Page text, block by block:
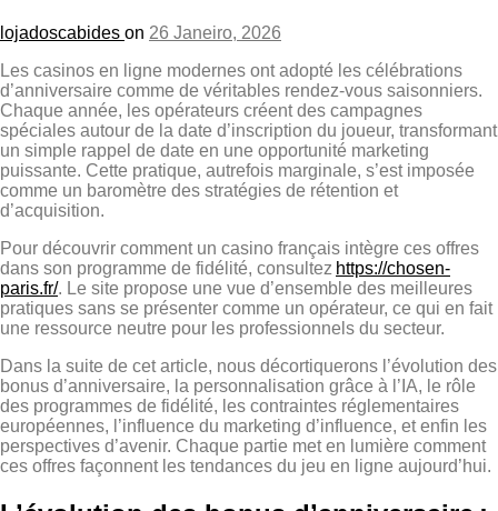
lojadoscabides on 26 Janeiro, 2026
Les casinos en ligne modernes ont adopté les célébrations
d’anniversaire comme de véritables rendez‑vous saisonniers.
Chaque année, les opérateurs créent des campagnes
spéciales autour de la date d’inscription du joueur, transformant
un simple rappel de date en une opportunité marketing
puissante. Cette pratique, autrefois marginale, s’est imposée
comme un baromètre des stratégies de rétention et
d’acquisition.
Pour découvrir comment un casino français intègre ces offres
dans son programme de fidélité, consultez https://chosen-
paris.fr/. Le site propose une vue d’ensemble des meilleures
pratiques sans se présenter comme un opérateur, ce qui en fait
une ressource neutre pour les professionnels du secteur.
Dans la suite de cet article, nous décortiquerons l’évolution des
bonus d’anniversaire, la personnalisation grâce à l’IA, le rôle
des programmes de fidélité, les contraintes réglementaires
européennes, l’influence du marketing d’influence, et enfin les
perspectives d’avenir. Chaque partie met en lumière comment
ces offres façonnent les tendances du jeu en ligne aujourd’hui.